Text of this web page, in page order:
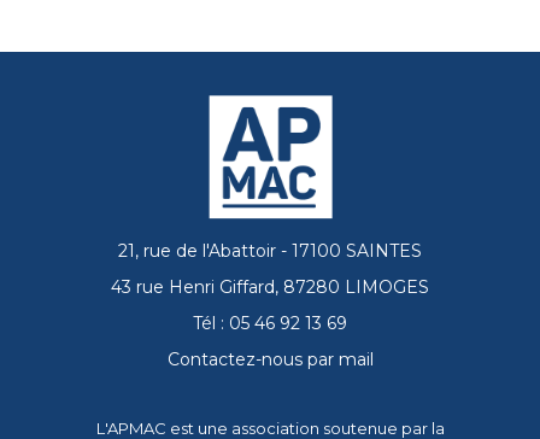
21, rue de l'Abattoir - 17100 SAINTES
43 rue Henri Giffard, 87280 LIMOGES
Tél : 05 46 92 13 69
Contactez-nous par mail
L'APMAC est une association soutenue par la